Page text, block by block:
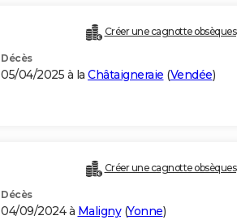
Créer une cagnotte obsèques
Décès
05/04/2025 à la Châtaigneraie (Vendée)
Créer une cagnotte obsèques
Décès
04/09/2024 à Maligny(Yonne)